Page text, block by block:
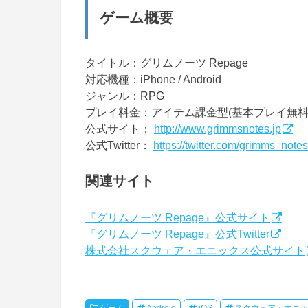
ゲーム概要
タイトル：グリムノーツ Repage
対応機種：iPhone / Android
ジャンル：RPG
プレイ料金：アイテム課金型(基本プレイ無
公式サイト： http://www.grimmsnotes.jp
公式Twitter： https://twitter.com/grimms_notes
関連サイト
『グリムノーツ Repage』公式サイト
『グリムノーツ Repage』公式Twitter
株式会社スクウェア・エニックス公式サイト